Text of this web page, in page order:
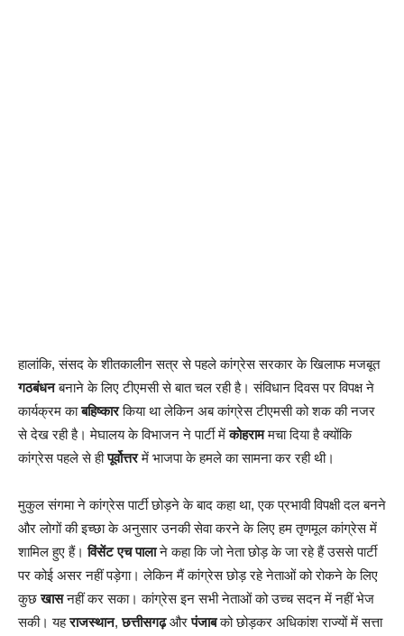
हालांकि, संसद के शीतकालीन सत्र से पहले कांग्रेस सरकार के खिलाफ मजबूत
गठबंधनबनाने के लिए टीएमसी से बात चल रही है। संविधान दिवस पर विपक्ष ने
कार्यक्रम काबहिष्कारकिया था लेकिन अब कांग्रेस टीएमसी को शक की नजर
से देख रही है। मेघालय के विभाजन ने पार्टी मेंकोहराममचा दिया है क्योंकि
कांग्रेस पहले से हीपूर्वोत्तरमें भाजपा के हमले का सामना कर रही थी।
मुकुल संगमा ने कांग्रेस पार्टी छोड़ने के बाद कहा था, एक प्रभावी विपक्षी दल बनने
और लोगों की इच्छा के अनुसार उनकी सेवा करने के लिए हम तृणमूल कांग्रेस में
शामिल हुए हैं।विंसेंट एच पालाने कहा कि जो नेता छोड़ के जा रहे हैं उससे पार्टी
पर कोई असर नहीं पड़ेगा। लेकिन मैं कांग्रेस छोड़ रहे नेताओं को रोकने के लिए
कुछखासनहीं कर सका। कांग्रेस इन सभी नेताओं को उच्च सदन में नहीं भेज
सकी। यहराजस्थान,छत्तीसगढ़औरपंजाबको छोड़कर अधिकांश राज्यों में सत्ता